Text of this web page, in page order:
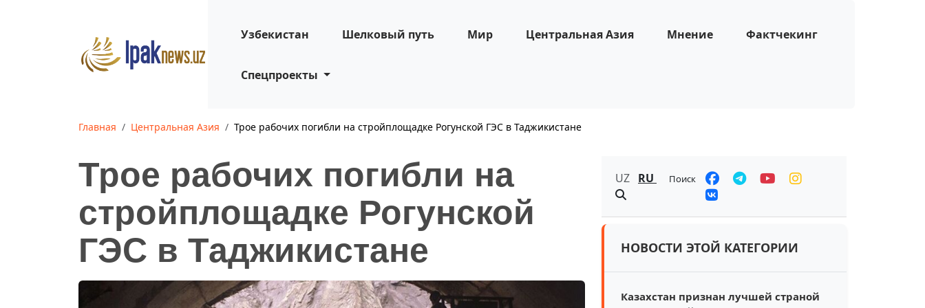
Узбекистан Шелковый путь Мир Центральная Азия Мнение Фактчекинг
Спецпроекты
Главная Центральная Азия Трое рабочих погибли на стройплощадке Рогунской ГЭС в Таджикистане
Трое рабочих погибли на
стройплощадке Рогунской
ГЭС в Таджикистане
UZ RU Поиск
НОВОСТИ ЭТОЙ КАТЕГОРИИ
Казахстан признан лучшей страной